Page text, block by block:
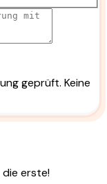
geprüft. Keine
die erste!